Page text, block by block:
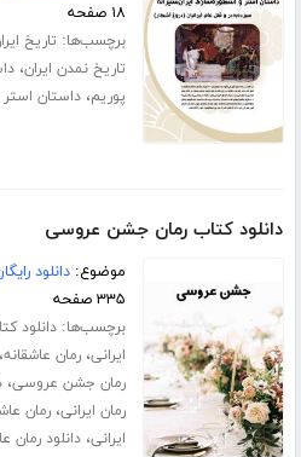
۱۸ صفحه
برچسب‌ها: تاریخ
تاریخ نمدن ایران،
پوریم،داستان
دانلود کتاب رمان جشن عروسی
موضوع:دانلود
۳۳۵ صفحه
برچسب‌ها:دانلود
ایرانی،رمان عاشقانه
رمان جشن عروسی،
رمان ایرانی،رمان
ایرانی،دانلود رمان